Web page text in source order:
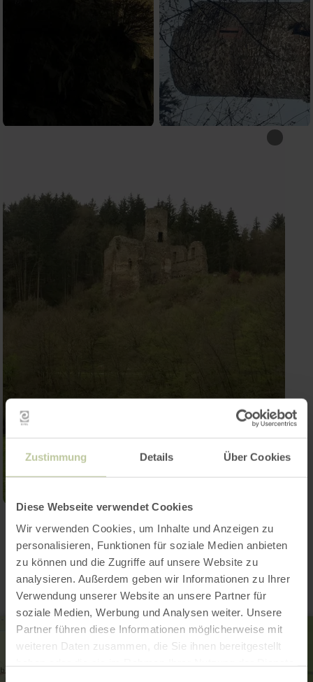
Zustimmung Details Über Cookies
Diese Webseite verwendet Cookies
Wir verwenden Cookies, um Inhalte und Anzeigen zu
personalisieren, Funktionen für soziale Medien anbieten
zu können und die Zugriffe auf unsere Website zu
analysieren. Außerdem geben wir Informationen zu Ihrer
Verwendung unserer Website an unsere Partner für
soziale Medien, Werbung und Analysen weiter. Unsere
Partner führen diese Informationen möglicherweise mit
weiteren Daten zusammen, die Sie ihnen bereitgestellt
Contact